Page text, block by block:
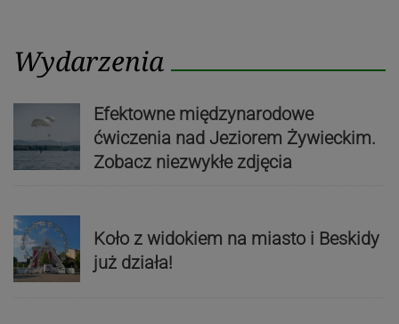
Wydarzenia
Efektowne międzynarodowe
ćwiczenia nad Jeziorem Żywieckim.
Zobacz niezwykłe zdjęcia
Koło z widokiem na miasto i Beskidy
już działa!